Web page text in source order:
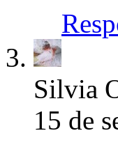
Silvia
15 de